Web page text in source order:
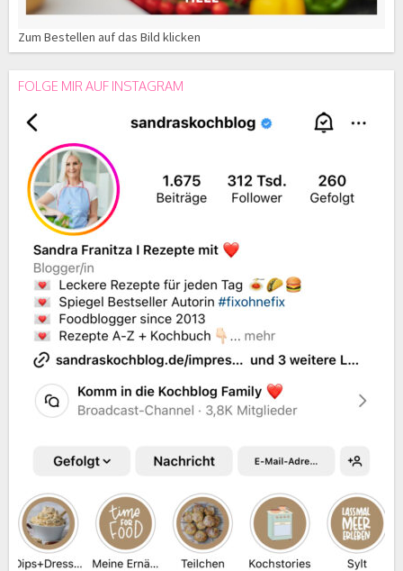
Zum Bestellen auf das Bild klicken
FOLGE MIR AUF INSTAGRAM